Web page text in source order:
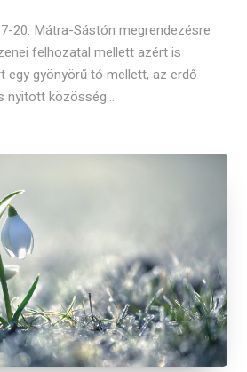
20. Mátra-Sástón megrendezésre
felhozatal mellett azért is
egy gyönyörű tó mellett, az erdő
nyitott közösség...